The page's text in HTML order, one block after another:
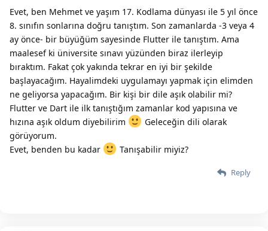
Evet, ben Mehmet ve yaşım 17. Kodlama dünyası ile 5 yıl önce
8. sınıfın sonlarına doğru tanıştım. Son zamanlarda -3 veya 4
ay önce- bir büyüğüm sayesinde Flutter ile tanıştım. Ama
maalesef ki üniversite sınavı yüzünden biraz ilerleyip
bıraktım. Fakat çok yakında tekrar en iyi bir şekilde
başlayacağım. Hayalimdeki uygulamayı yapmak için elimden
ne geliyorsa yapacağım. Bir kişi bir dile aşık olabilir mi?
Flutter ve Dart ile ilk tanıştığım zamanlar kod yapısına ve
hızına aşık oldum diyebilirim
Geleceğin dili olarak
görüyorum.
Evet, benden bu kadar
Tanışabilir miyiz?
Reply